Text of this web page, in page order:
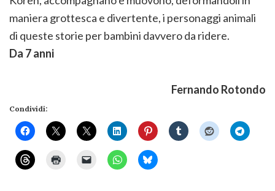
maniera grottesca e divertente, i personaggi animali
di queste storie per bambini davvero da ridere.
Da 7 anni
Fernando Rotondo
Condividi: